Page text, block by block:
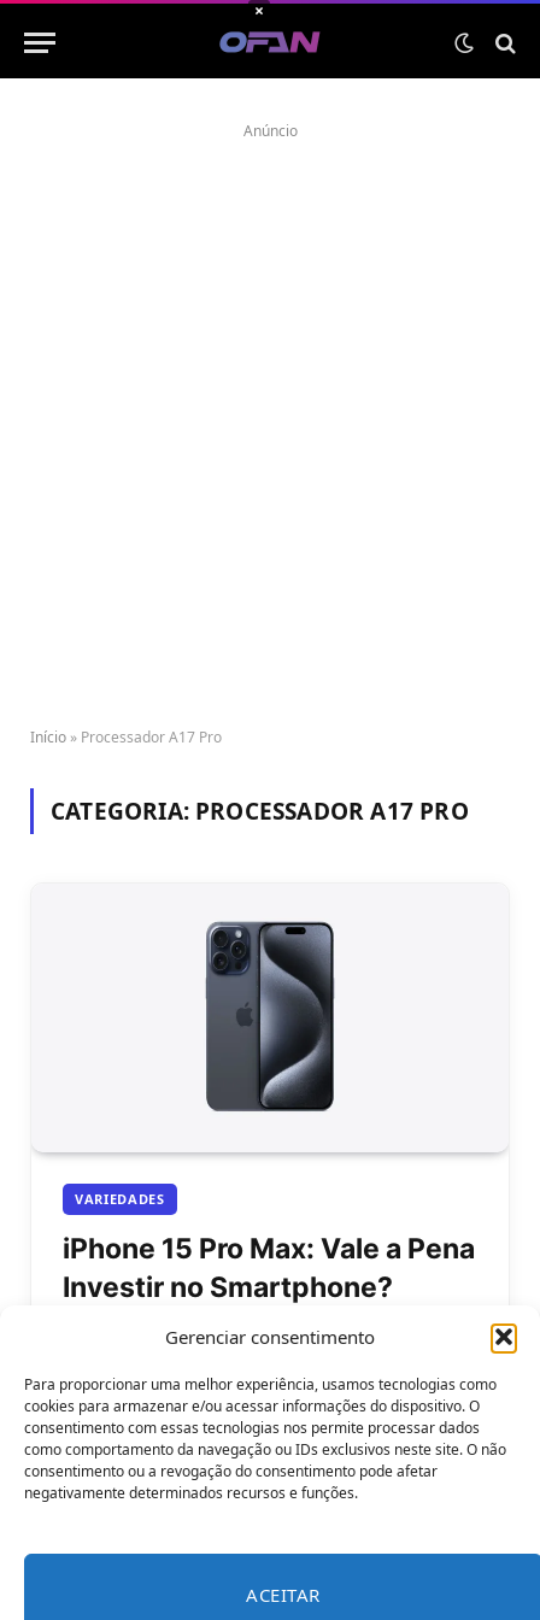
Gerenciar consentimento
Para proporcionar uma melhor experiência, usamos tecnologias como
cookies para armazenar e/ou acessar informações do dispositivo. O
consentimento com essas tecnologias nos permite processar dados
como comportamento da navegação ou IDs exclusivos neste site. O não
consentimento ou a revogação do consentimento pode afetar
negativamente determinados recursos e funções.
ACEITAR
Anúncio
Início » Processador A17 Pro
CATEGORIA: PROCESSADOR A17 PRO
VARIEDADES
iPhone 15 Pro Max: Vale a Pena
Investir no Smartphone?
14 de outubro de 2023
iPhone 15 Pro Max: vale a pena investir no novo
smartphone da Apple? O iPhone 15 Pro Max é o…
×